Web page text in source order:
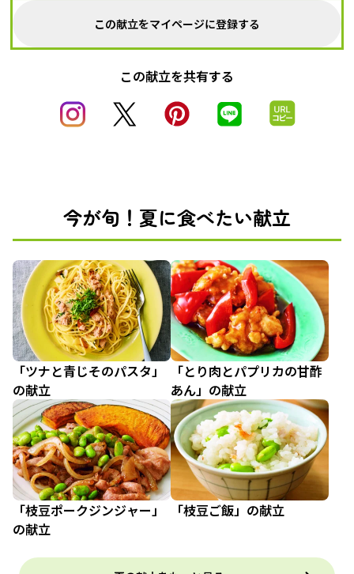
この献立をマイページに登録する
この献立を共有する
今が旬！夏に食べたい献立
「ツナと青じそのパスタ」
の献立
「とり肉とパプリカの甘酢
あん」の献立
「枝豆ポークジンジャー」
の献立
「枝豆ご飯」の献立